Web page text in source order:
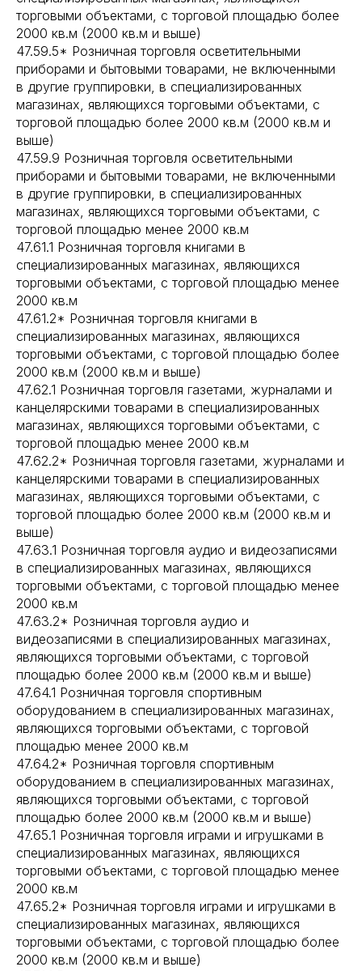
торговыми объектами, с торговой площадью более
2000 кв.м (2000 кв.м и выше)
47.59.5* Розничная торговля осветительными
приборами и бытовыми товарами, не включенными
в другие группировки, в специализированных
магазинах, являющихся торговыми объектами, с
торговой площадью более 2000 кв.м (2000 кв.м и
выше)
47.59.9 Розничная торговля осветительными
приборами и бытовыми товарами, не включенными
в другие группировки, в специализированных
магазинах, являющихся торговыми объектами, с
торговой площадью менее 2000 кв.м
47.61.1 Розничная торговля книгами в
специализированных магазинах, являющихся
торговыми объектами, с торговой площадью менее
2000 кв.м
47.61.2* Розничная торговля книгами в
специализированных магазинах, являющихся
торговыми объектами, с торговой площадью более
2000 кв.м (2000 кв.м и выше)
47.62.1 Розничная торговля газетами, журналами и
канцелярскими товарами в специализированных
магазинах, являющихся торговыми объектами, с
торговой площадью менее 2000 кв.м
47.62.2* Розничная торговля газетами, журналами и
канцелярскими товарами в специализированных
магазинах, являющихся торговыми объектами, с
торговой площадью более 2000 кв.м (2000 кв.м и
выше)
47.63.1 Розничная торговля аудио и видеозаписями
в специализированных магазинах, являющихся
торговыми объектами, с торговой площадью менее
2000 кв.м
47.63.2* Розничная торговля аудио и
видеозаписями в специализированных магазинах,
являющихся торговыми объектами, с торговой
площадью более 2000 кв.м (2000 кв.м и выше)
47.64.1 Розничная торговля спортивным
оборудованием в специализированных магазинах,
являющихся торговыми объектами, с торговой
площадью менее 2000 кв.м
47.64.2* Розничная торговля спортивным
оборудованием в специализированных магазинах,
являющихся торговыми объектами, с торговой
площадью более 2000 кв.м (2000 кв.м и выше)
47.65.1 Розничная торговля играми и игрушками в
специализированных магазинах, являющихся
торговыми объектами, с торговой площадью менее
2000 кв.м
47.65.2* Розничная торговля играми и игрушками в
специализированных магазинах, являющихся
торговыми объектами, с торговой площадью более
2000 кв.м (2000 кв.м и выше)